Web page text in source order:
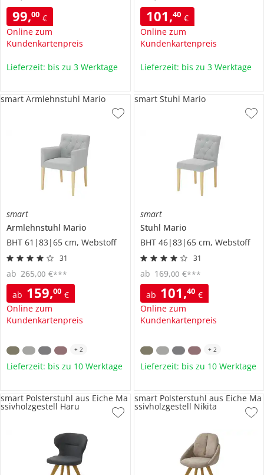
99,00 €
Online zum
Kundenkartenpreis
Lieferzeit: bis zu 3 Werktage
101,40 €
Online zum
Kundenkartenpreis
Lieferzeit: bis zu 3 Werktage
smart
Armlehnstuhl Mario
BHT 61|83|65 cm, Webstoff
31
ab 159,00 €
Online zum
Kundenkartenpreis
ab 265,00 €***
smart Armlehnstuhl Mario
+ 2
Lieferzeit: bis zu 10 Werktage
smart
Stuhl Mario
BHT 46|83|65 cm, Webstoff
31
ab 101,40 €
Online zum
Kundenkartenpreis
ab 169,00 €***
smart Stuhl Mario
+ 2
Lieferzeit: bis zu 10 Werktage
smart Polsterstuhl aus Eiche Ma
ssivholzgestell Haru
smart Polsterstuhl aus Eiche Ma
ssivholzgestell Nikita